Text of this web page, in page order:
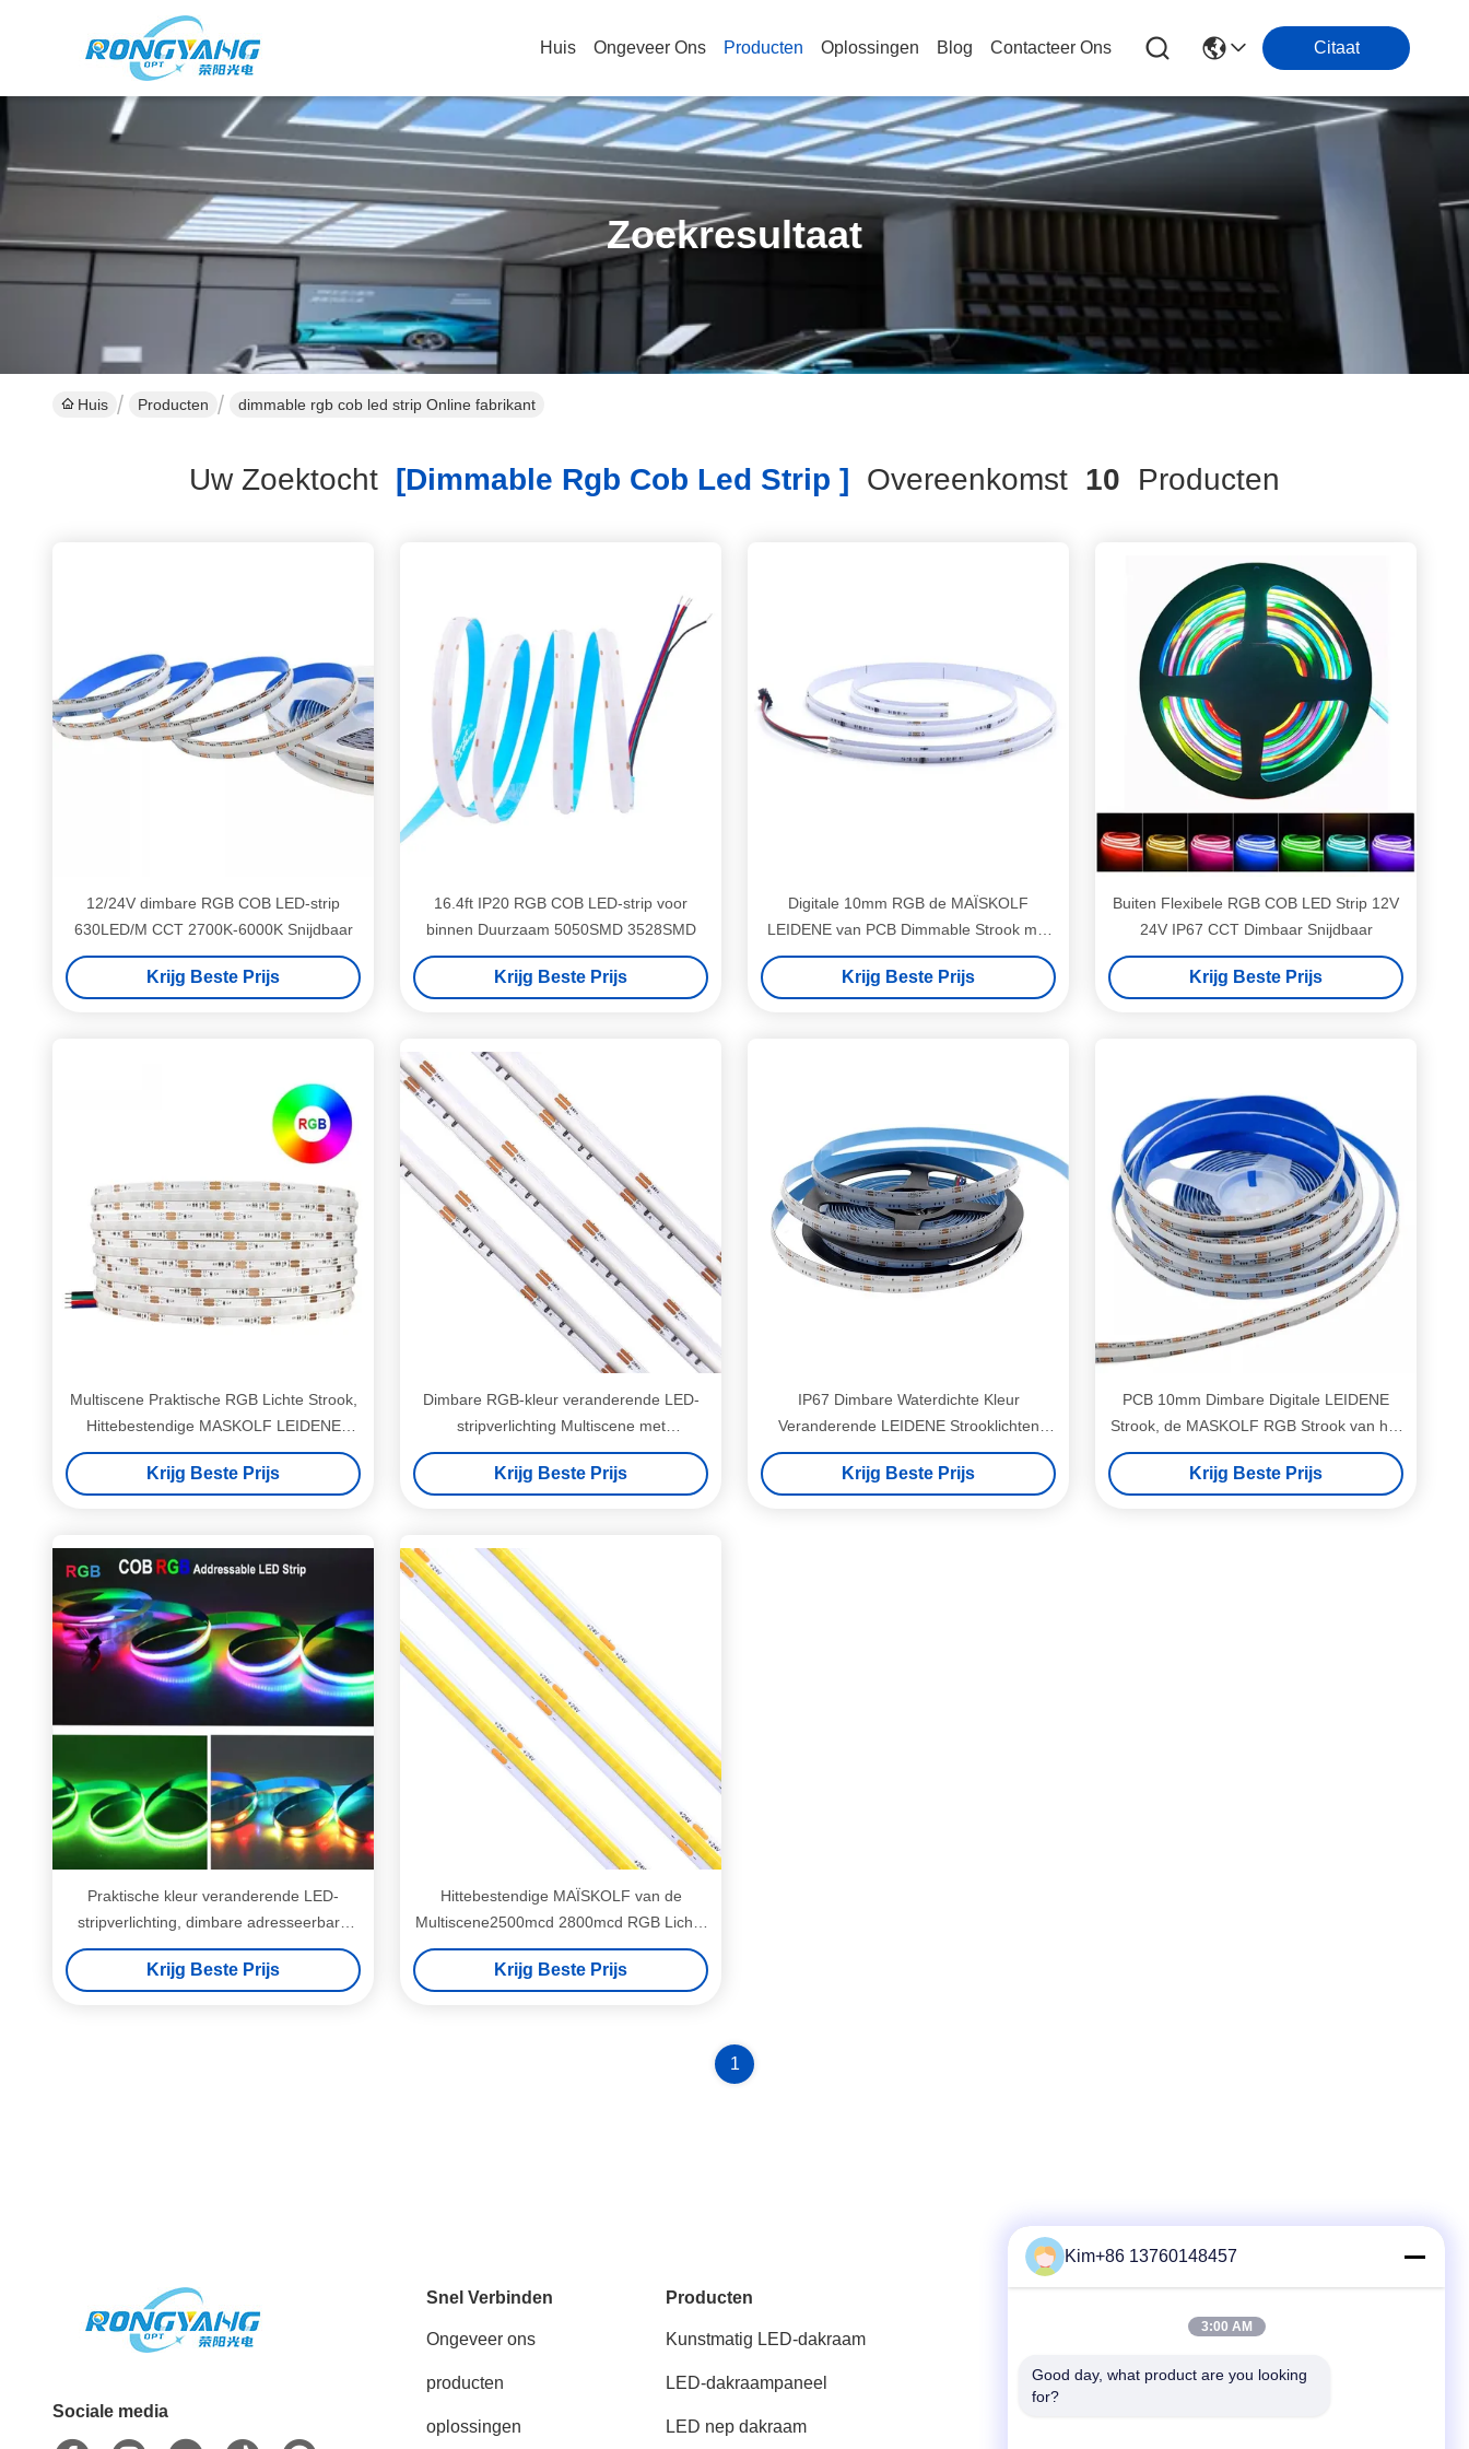
Huis Ongeveer Ons Producten Oplossingen Blog Contacteer Ons Citaat
Zoekresultaat
Huis Producten dimmable rgb cob led strip Online fabrikant
Uw Zoektocht [dimmable Rgb Cob Led Strip ] Overeenkomst 10 Producten
12/24V dimbare RGB COB LED-strip
630LED/M CCT 2700K-6000K Snijdbaar
Krijg Beste Prijs
16.4ft IP20 RGB COB LED-strip voor
binnen Duurzaam 5050SMD 3528SMD
Krijg Beste Prijs
Digitale 10mm RGB de MAÏSKOLF
LEIDENE van PCB Dimmable Strook met
Aluminiumprofiel
Krijg Beste Prijs
Buiten Flexibele RGB COB LED Strip 12V
24V IP67 CCT Dimbaar Snijdbaar
Krijg Beste Prijs
Multiscene Praktische RGB Lichte Strook,
Hittebestendige MASKOLF LEIDENE
Strook RGB
Krijg Beste Prijs
Dimbare RGB-kleur veranderende LED-
stripverlichting Multiscene met
afstandsbediening
Krijg Beste Prijs
IP67 Dimbare Waterdichte Kleur
Veranderende LEIDENE Strooklichten
voor Commercieel
Krijg Beste Prijs
PCB 10mm Dimbare Digitale LEIDENE
Strook, de MASKOLF RGB Strook van het
Aluminiumprofiel
Krijg Beste Prijs
Praktische kleur veranderende LED-
stripverlichting, dimbare adresseerbare
RGB-strip
Krijg Beste Prijs
Hittebestendige MAÏSKOLF van de
Multiscene2500mcd 2800mcd RGB Lichte
Strook
Krijg Beste Prijs
1
Sociale media
Snel Verbinden
Ongeveer ons
producten
oplossingen
Producten
Kunstmatig LED-dakraam
LED-dakraampaneel
LED nep dakraam
86-184-7542-7886
Kim+86 13760148457
3:00 AM
Good day, what product are you looking
for?